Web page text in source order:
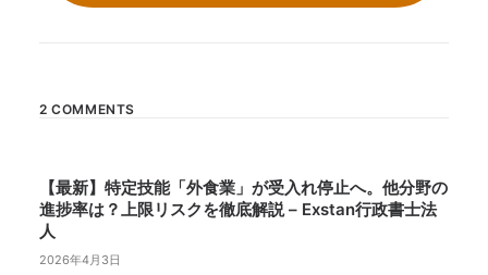
2 COMMENTS
【最新】特定技能「外食業」が受入れ停止へ。他分野の
進捗率は？上限リスクを徹底解説 – Exstan行政書士法
人
2026年4月3日